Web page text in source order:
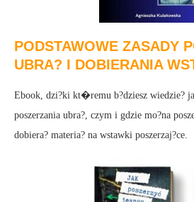
PODSTAWOWE ZASADY
UBRA? I DOBIERANIA
Ebook, dzi?ki kt�remu b?dziesz wiedzie?
poszerzania ubra?, czym i gdzie mo?na
dobiera? materia? na wstawki poszerzaj?ce.